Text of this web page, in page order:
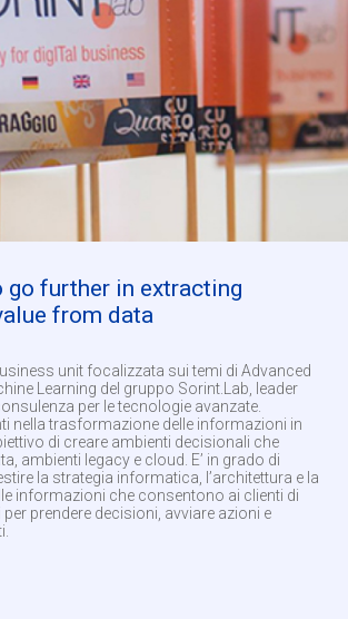
go further in extracting
from data
unit focalizzata sui temi di Advanced
Learning del gruppo Sorint.Lab, leader
per le tecnologie avanzate.
nella trasformazione delle informazioni in
di creare ambienti decisionali che
ambienti legacy e cloud. E’ in grado di
la strategia informatica, l’architettura e la
informazioni che consentono ai clienti di
per prendere decisioni, avviare azioni e